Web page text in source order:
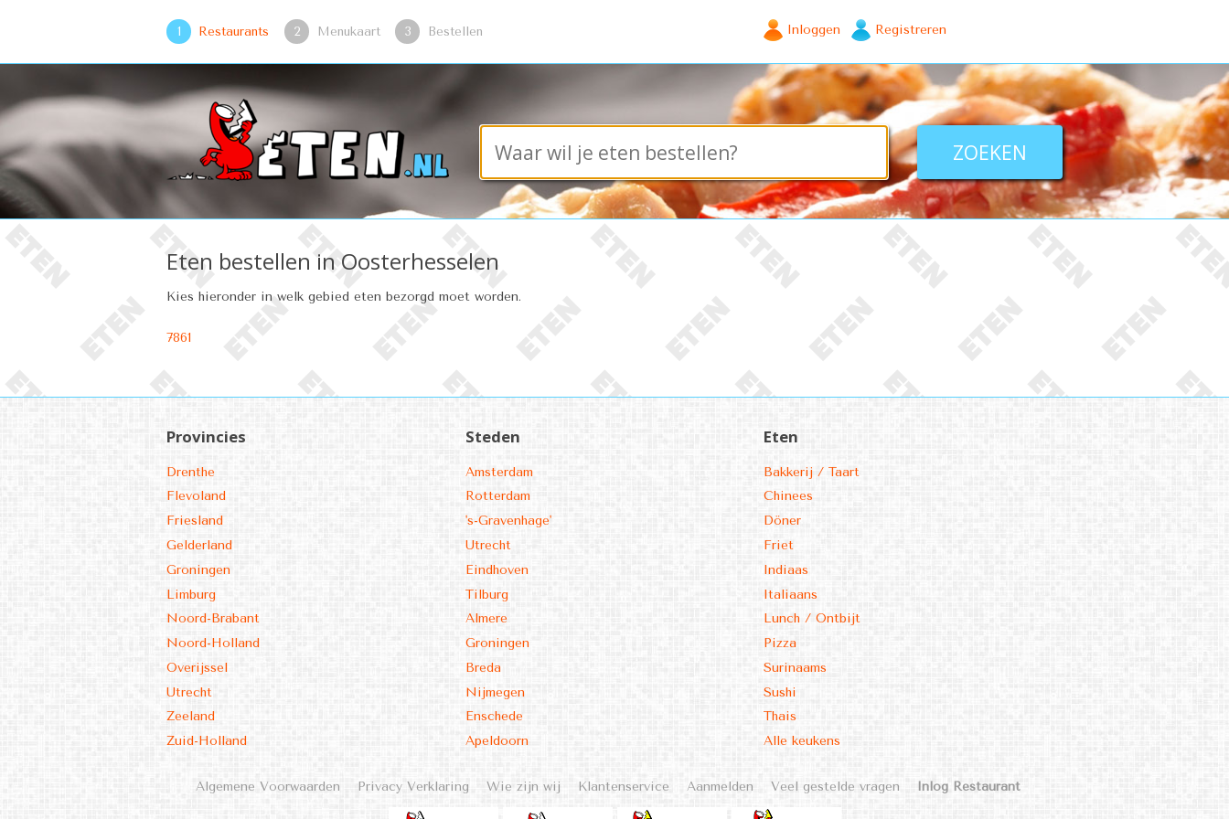
1 Restaurants 2 Menukaart 3 Bestellen Inloggen Registreren
Eten bestellen in Oosterhesselen
Kies hieronder in welk gebied eten bezorgd moet worden.
7861
Provincies
Drenthe
Flevoland
Friesland
Gelderland
Groningen
Limburg
Noord-Brabant
Noord-Holland
Overijssel
Utrecht
Zeeland
Zuid-Holland
Steden
Amsterdam
Rotterdam
's-Gravenhage'
Utrecht
Eindhoven
Tilburg
Almere
Groningen
Breda
Nijmegen
Enschede
Apeldoorn
Eten
Bakkerij / Taart
Chinees
Döner
Friet
Indiaas
Italiaans
Lunch / Ontbijt
Pizza
Surinaams
Sushi
Thais
Alle keukens
Algemene Voorwaarden Privacy Verklaring Wie zijn wij Klantenservice Aanmelden Veel gestelde vragen Inlog Restaurant